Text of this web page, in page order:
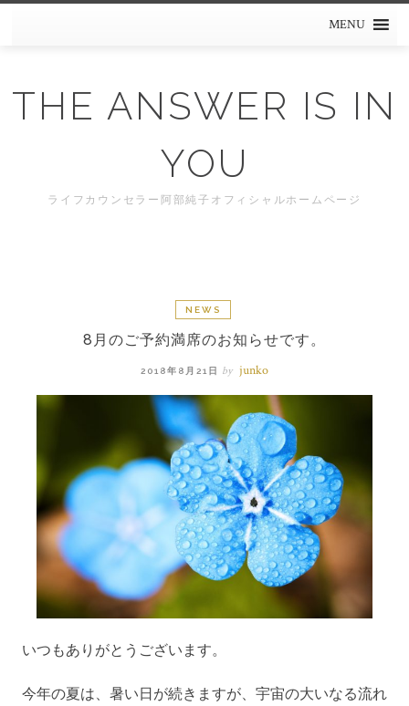
MENU
THE ANSWER IS IN
YOU
ライフカウンセラー阿部純子オフィシャルホームページ
NEWS
8月のご予約満席のお知らせです。
2018年8月21日 by junko
いつもありがとうございます。
今年の夏は、暑い日が続きますが、宇宙の大いなる流れ